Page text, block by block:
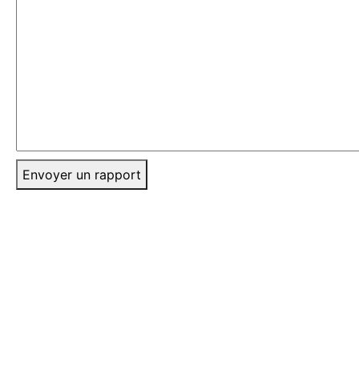
Envoyer un rapport